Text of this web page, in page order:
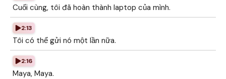
Cuối cùng, tôi đã hoàn thành laptop của mình.
2:13
Tôi có thể gửi nó một lần nữa.
2:16
Maya, Maya.